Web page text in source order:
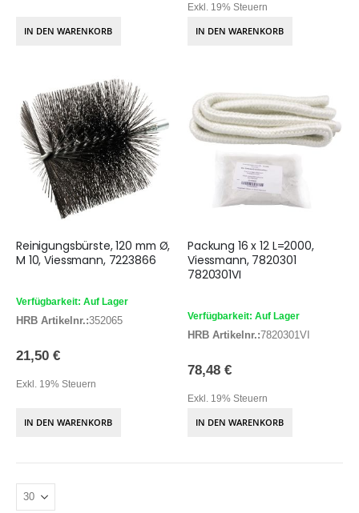
IN DEN WARENKORB
Exkl. 19% Steuern
IN DEN WARENKORB
Reinigungsbürste, 120 mm Ø,
M 10, Viessmann, 7223866
Verfügbarkeit: Auf Lager
HRB Artikelnr.:352065
21,50 €
Exkl. 19% Steuern
IN DEN WARENKORB
Packung 16 x 12 L=2000,
Viessmann, 7820301
7820301VI
Verfügbarkeit: Auf Lager
HRB Artikelnr.:7820301VI
78,48 €
Exkl. 19% Steuern
IN DEN WARENKORB